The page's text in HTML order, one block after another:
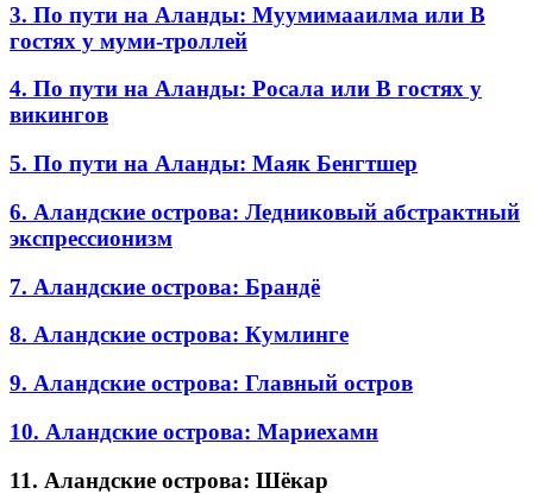
3. По пути на Аланды: Муумимааилма или В
гостях у муми-троллей
4. По пути на Аланды: Росала или В гостях у
викингов
5. По пути на Аланды: Маяк Бенгтшер
6. Аландские острова: Ледниковый абстрактный
экспрессионизм
7. Аландские острова: Брандё
8. Аландские острова: Кумлинге
9. Аландские острова: Главный остров
10. Аландские острова: Мариехамн
11. Аландские острова: Шёкар